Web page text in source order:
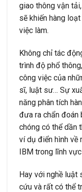
giao thông vận
sẽ khiến hàng
việc làm.
Không chỉ tác
trình độ phổ
công việc của
sĩ, luật sư… Sự
năng phân tích
đưa ra chẩn đoán
chóng có thể dần
ví dụ điển hình về
IBM trong lĩnh
Hay với nghề luật
cứu và rất có thể